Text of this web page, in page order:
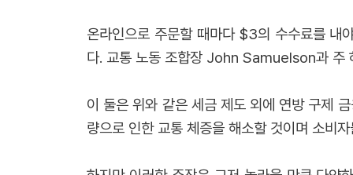
온라인으로 주문할 때마다 $3의 수수료를 내
다. 교통 노동 조합장 John Samuelson과
이 둘은 위와 같은 세금 제도 외에 연방 구제
량으로 인한 교통 체증을 해소할 것이며 소비